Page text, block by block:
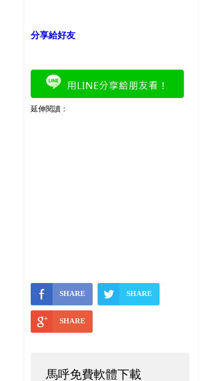
分享給好友
延伸閱讀：
SHARE SHARE
SHARE
馬呼免費軟體下載